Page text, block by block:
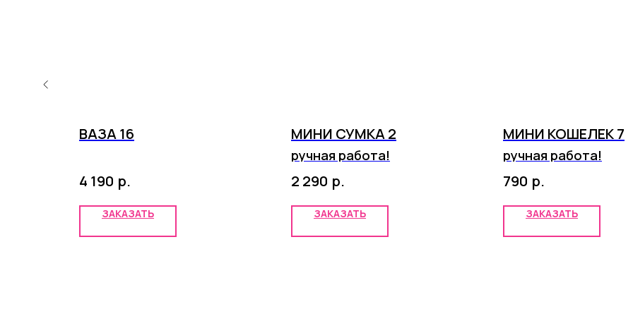
ВАЗА 16
4 190 р.
ЗАКАЗАТЬ
МИНИ СУМКА 2
ручная работа!
2 290 р.
ЗАКАЗАТЬ
МИНИ КОШЕЛЕК 7
ручная работа!
790 р.
ЗАКАЗАТЬ